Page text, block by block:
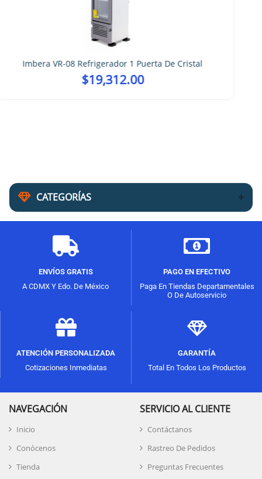
CATEGORÍAS
ENVÍOS GRATIS
A CDMX Y Edo. De México
PAGO EN EFECTIVO
Paga En Tiendas Departamentales
O De Autoservicio
ATENCIÓN PERSONALIZADA
Cotizaciones Inmediatas
GARANTÍA
Total En Todos Los Productos
NAVEGACIÓN
Inicio
Conócenos
Tienda
SERVICIO AL CLIENTE
Contáctanos
Rastreo De Pedidos
Preguntas Frecuentes